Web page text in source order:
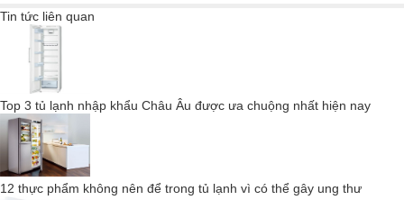
Lạnh và sạch: Nhờ mặt sau CleanSteel, hơi lạnh trong tủ lạnh
Miele của bạn được phân bổ đặc biệt tốt.
Tin tức liên quan
Top 3 tủ lạnh nhập khẩu Châu Âu được ưa chuộng nhất hiện nay
12 thực phẩm không nên để trong tủ lạnh vì có thể gây ung thư